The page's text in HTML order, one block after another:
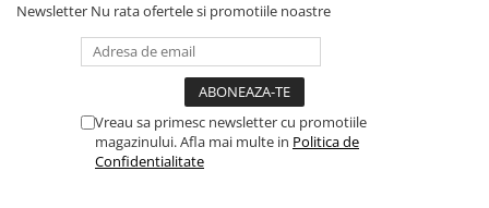
Newsletter Nu rata ofertele si promotiile noastre
Vreau sa primesc newsletter cu promotiile
magazinului. Afla mai multe in Politica de
Confidentialitate